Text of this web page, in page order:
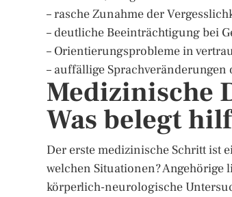
– rasche Zunahme der
– deutliche Beeinträchtigung bei
– Orientierungsprobleme in
– auffällige
Medizinische
Was belegt
Der erste medizinische Schritt ist
welchen Situationen? Angehörige
körperlich-neurologische